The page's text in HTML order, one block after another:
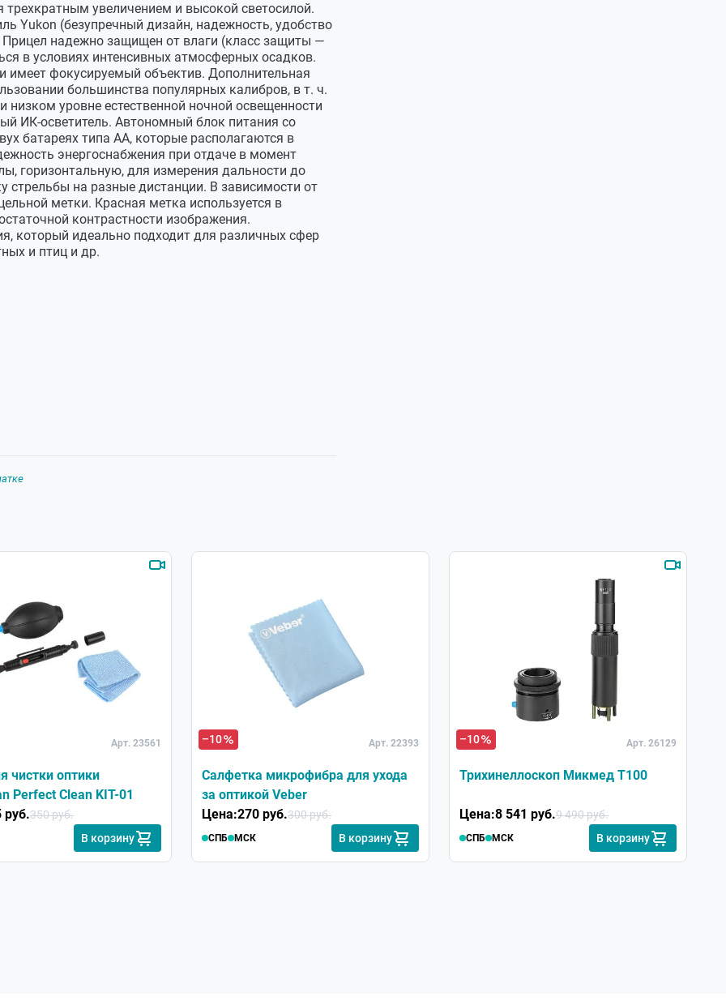
трехкратным увеличением и высокой светосилой.
Yukon (безупречный дизайн, надежность, удобство
надежно защищен от влаги (класс защиты —
в условиях интенсивных атмосферных осадков.
имеет фокусируемый объектив. Дополнительная
большинства популярных калибров, в т. ч.
уровне естественной ночной освещенности
ИК-осветитель. Автономный блок питания со
батареях типа АА, которые располагаются в
энергоснабжения при отдаче в момент
горизонтальную, для измерения дальности до
стрельбы на разные дистанции. В зависимости от
метки. Красная метка используется в
контрастности изображения.
который идеально подходит для различных сфер
и птиц и др.
Арт. 23561
чистки оптики
Perfect Clean KIT-01
руб.350 руб.
В корзину
–10 Арт. 22393
Салфетка микрофибра для ухода
за оптикой Veber
Цена:270 руб.300 руб.
СПБ МСК В корзину
–10 Арт. 26129
Трихинеллоскоп Микмед T100
Цена:8 541 руб.9 490 руб.
СПБ МСК В корзину